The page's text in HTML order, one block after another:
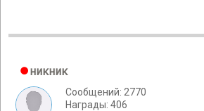
никник
Сообщений: 2770
Награды: 406